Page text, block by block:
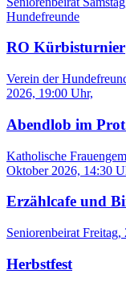
Hundefreunde
RO Kürbisturnier
Verein der
2026, 19:00 Uhr,
Abendlob im
Katholische
Oktober 2026, 14:30
Erzählcafe und
Seniorenbeirat Freitag,
Herbstfest